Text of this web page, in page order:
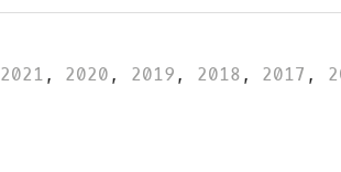
2021, 2020, 2019, 2018, 2017 ,